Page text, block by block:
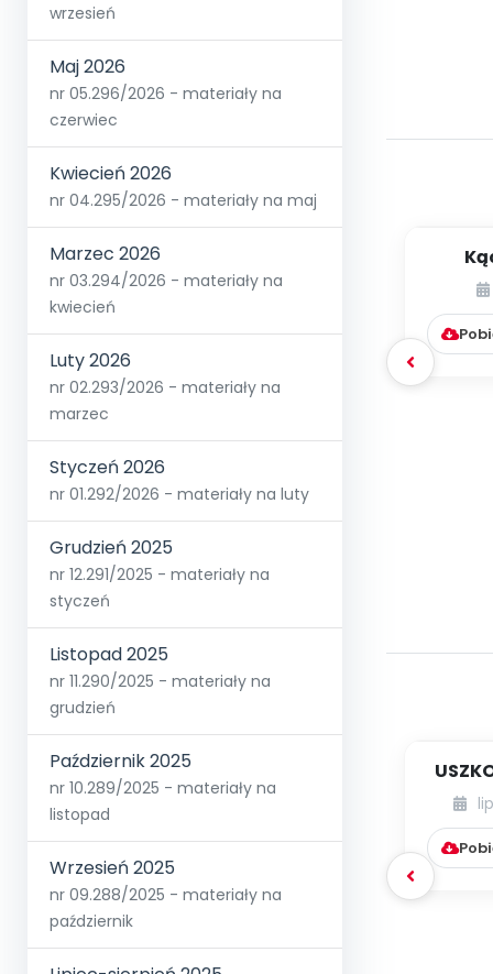
wrzesień
Maj 2026
nr 05.296/2026 - materiały na
czerwiec
Kwiecień 2026
nr 04.295/2026 - materiały na maj
Marzec 2026
nr 03.294/2026 - materiały na
kwiecień
Luty 2026
nr 02.293/2026 - materiały na
marzec
Styczeń 2026
nr 01.292/2026 - materiały na luty
Grudzień 2025
nr 12.291/2025 - materiały na
styczeń
Listopad 2025
nr 11.290/2025 - materiały na
grudzień
Październik 2025
nr 10.289/2025 - materiały na
listopad
Wrzesień 2025
nr 09.288/2025 - materiały na
październik